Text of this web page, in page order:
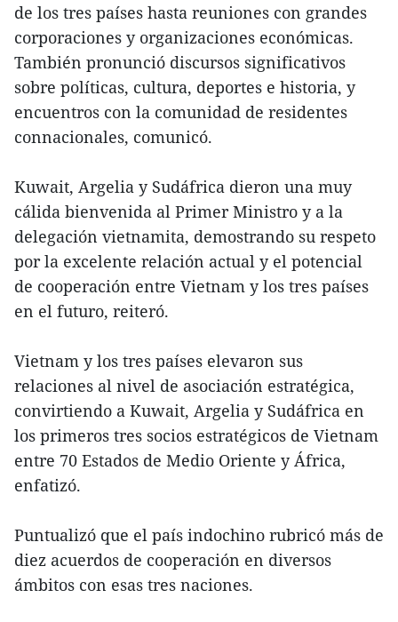
de los tres países hasta reuniones con grandes
corporaciones y organizaciones económicas.
También pronunció discursos significativos
sobre políticas, cultura, deportes e historia, y
encuentros con la comunidad de residentes
connacionales, comunicó.
Kuwait, Argelia y Sudáfrica dieron una muy
cálida bienvenida al Primer Ministro y a la
delegación vietnamita, demostrando su respeto
por la excelente relación actual y el potencial
de cooperación entre Vietnam y los tres países
en el futuro, reiteró.
Vietnam y los tres países elevaron sus
relaciones al nivel de asociación estratégica,
convirtiendo a Kuwait, Argelia y Sudáfrica en
los primeros tres socios estratégicos de Vietnam
entre 70 Estados de Medio Oriente y África,
enfatizó.
Puntualizó que el país indochino rubricó más de
diez acuerdos de cooperación en diversos
ámbitos con esas tres naciones.